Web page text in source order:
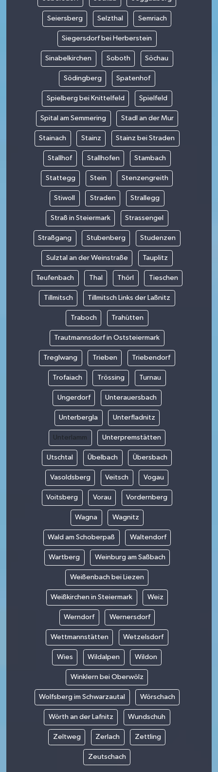
Seiersberg Selzthal Semriach
Siegersdorf bei Herberstein
Sinabelkirchen Soboth Söchau
Södingberg Spatenhof
Spielberg bei Knittelfeld Spielfeld
Spital am Semmering Stadl an der Mur
Stainach Stainz Stainz bei Straden
Stallhof Stallhofen Stambach
Stattegg Stein Stenzengreith
Stiwoll Straden Strallegg
Straß in Steiermark Strassengel
Straßgang Stubenberg Studenzen
Sulztal an der Weinstraße Tauplitz
Teufenbach Thal Thörl Tieschen
Tillmitsch Tillmitsch Links der Laßnitz
Traboch Trahütten
Trautmannsdorf in Oststeiermark
Treglwang Trieben Triebendorf
Trofaiach Trössing Turnau
Ungerdorf Unterauersbach
Unterbergla Unterfladnitz
Unterlamm Unterpremstätten
Utschtal Übelbach Übersbach
Vasoldsberg Veitsch Vogau
Voitsberg Vorau Vordernberg
Wagna Wagnitz
Wald am Schoberpaß Waltendorf
Wartberg Weinburg am Saßbach
Weißenbach bei Liezen
Weißkirchen in Steiermark Weiz
Werndorf Wernersdorf
Wettmannstätten Wetzelsdorf
Wies Wildalpen Wildon
Winklern bei Oberwölz
Wolfsberg im Schwarzautal Wörschach
Wörth an der Lafnitz Wundschuh
Zeltweg Zerlach Zettling
Zeutschach